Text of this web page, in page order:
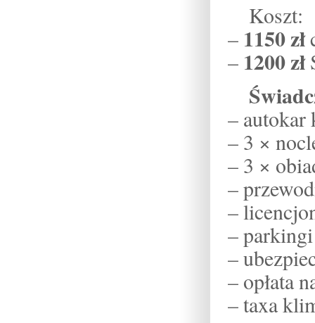
Koszt:
– 1150 zł
– 1200 zł
– autokar
– 3 ×
– 3 ×
–
–
– parkingi
–
– opłata
– taxa